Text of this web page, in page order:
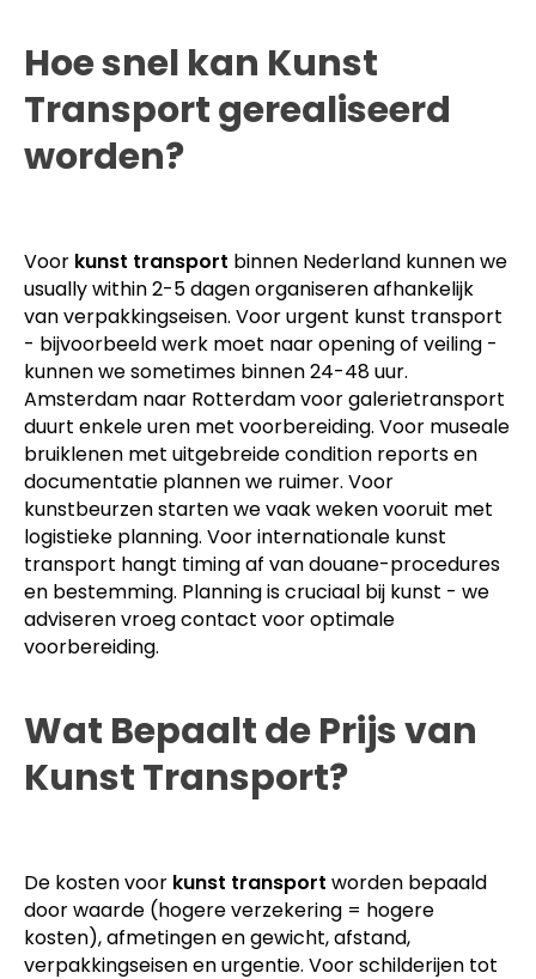
Hoe snel kan Kunst
Transport gerealiseerd
worden?
Voor kunst transport binnen Nederland kunnen we
usually within 2-5 dagen organiseren afhankelijk
van verpakkingseisen. Voor urgent kunst transport
- bijvoorbeeld werk moet naar opening of veiling -
kunnen we sometimes binnen 24-48 uur.
Amsterdam naar Rotterdam voor galerietransport
duurt enkele uren met voorbereiding. Voor museale
bruiklenen met uitgebreide condition reports en
documentatie plannen we ruimer. Voor
kunstbeurzen starten we vaak weken vooruit met
logistieke planning. Voor internationale kunst
transport hangt timing af van douane-procedures
en bestemming. Planning is cruciaal bij kunst - we
adviseren vroeg contact voor optimale
voorbereiding.
Wat Bepaalt de Prijs van
Kunst Transport?
De kosten voor kunst transport worden bepaald
door waarde (hogere verzekering = hogere
kosten), afmetingen en gewicht, afstand,
verpakkingseisen en urgentie. Voor schilderijen tot